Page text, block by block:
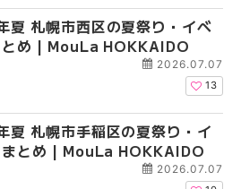
夏 札幌市西区の夏祭り・イベ
とめ | MouLa HOKKAIDO
2026.07.07
13
夏 札幌市手稲区の夏祭り・イ
とめ | MouLa HOKKAIDO
2026.07.07
2026年夏 札幌市北区
ントまとめ | MouLa
2026年夏 札幌市中央
ベントまとめ |
2026年夏 札幌市手稲
ベントまとめ |
2026年夏 札幌市豊平
ベントまとめ |